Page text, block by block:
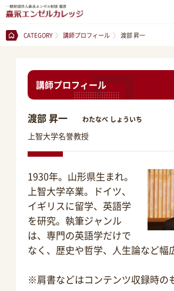
CATEGORY 講師プロフィール 渡部 昇一
講師プロフィール
渡部 昇一 わたなべ しょういち
上智大学名誉教授
1930年。山形県生まれ。
上智大学卒業。ドイツ、
イギリスに留学、英語学
を研究。執筆ジャンル
は、専門の英語学だけで
なく、歴史や哲学、人生論など幅
※肩書などはコンテンツ収録時の